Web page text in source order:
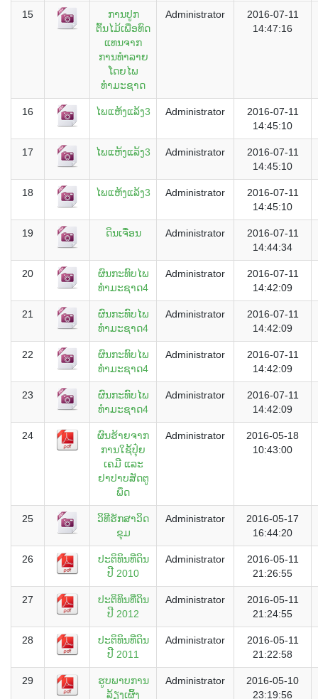
15
ການປູກ
ຕົ້ນໄມ້ເພື່ອທົດ
ແທນຈາກ
ການທຳລາຍ
ໂດຍໄພ
ທຳມະຊາດ
Administrator
2016-07-11
14:47:16
16 ໄພແຫ້ງແລ້ງ3 Administrator
2016-07-11
14:45:10
17 ໄພແຫ້ງແລ້ງ3 Administrator
2016-07-11
14:45:10
18 ໄພແຫ້ງແລ້ງ3 Administrator
2016-07-11
14:45:10
19 ດິນເຈື່ອນ Administrator
2016-07-11
14:44:34
20
ຜົນກະທົບໄພ
ທຳມະຊາດ4
Administrator
2016-07-11
14:42:09
21
ຜົນກະທົບໄພ
ທຳມະຊາດ4
Administrator
2016-07-11
14:42:09
22
ຜົນກະທົບໄພ
ທຳມະຊາດ4
Administrator
2016-07-11
14:42:09
23
ຜົນກະທົບໄພ
ທຳມະຊາດ4
Administrator
2016-07-11
14:42:09
24
ຜົນຮ້າຍຈາກ
ການໃຊ້ປຸ໋ຍ
ເຄມີ ແລະ
ຢາປາບສັດຕູ
ພຶດ
Administrator
2016-05-18
10:43:00
25
ວິທີຮັກສາວິດ
ຂຸມ
Administrator
2016-05-17
16:44:20
26
ປະຕິທິນທີ່ດິນ
ປີ 2010
Administrator
2016-05-11
21:26:55
27
ປະຕິທິນທີ່ດິນ
ປີ 2012
Administrator
2016-05-11
21:24:55
28
ປະຕິທິນທີ່ດິນ
ປີ 2011
Administrator
2016-05-11
21:22:58
29
ຮູບພາບການ
ລ້ຽງເຜິ້ງ
Administrator
2016-05-10
23:19:56